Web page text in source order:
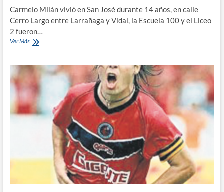
Carmelo Milán vivió en San José durante 14 años, en calle
Cerro Largo entre Larrañaga y Vidal, la Escuela 100 y el Liceo
2 fueron…
Ver MásEl
Mundialista